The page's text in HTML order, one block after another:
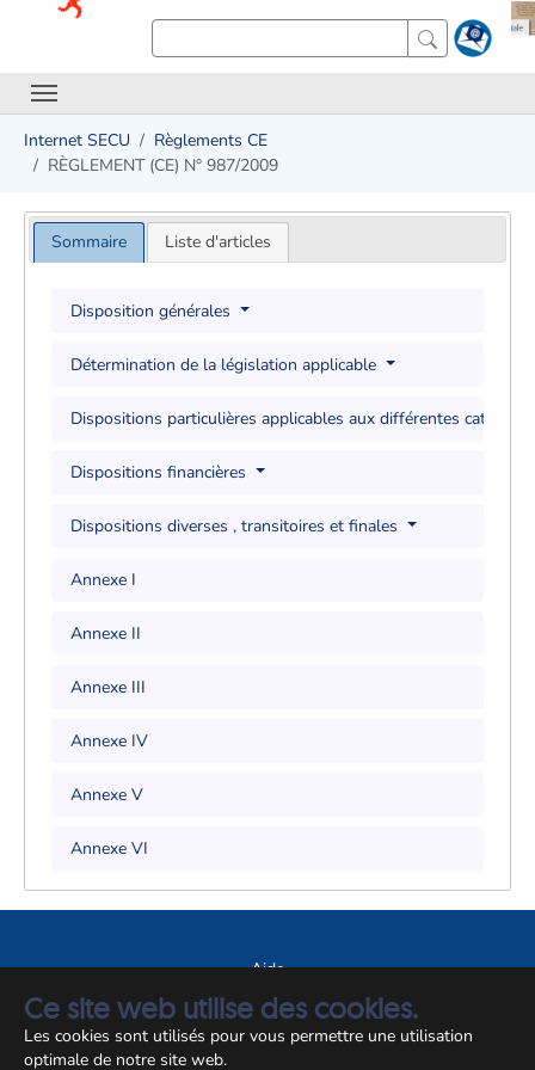
Ce site web utilise des cookies.
Les cookies sont utilisés pour vous permettre une utilisation
optimale de notre site web.
Internet SECU
Règlements CE
RÈGLEMENT (CE) N° 987/2009
Sommaire Liste d'articles
Disposition générales
Détermination de la législation applicable
Dispositions particulières applicables aux différentes
Dispositions financières
Dispositions diverses , transitoires et finales
Annexe I
Annexe II
Annexe III
Annexe IV
Annexe V
Annexe VI
Aide
A propos du site
Notice légale